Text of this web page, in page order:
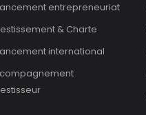
entrepreneuriat
& Charte
international